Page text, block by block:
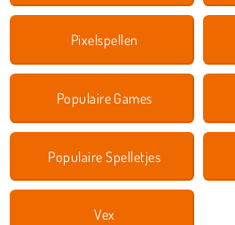
Pixelspellen
Populaire Games
Populaire Spelletjes
Vex